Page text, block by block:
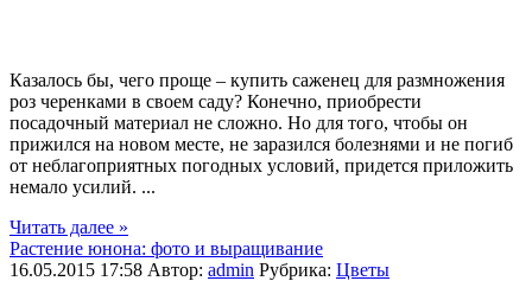
Казалось бы, чего проще – купить саженец для размножения
роз черенками в своем саду? Конечно, приобрести
посадочный материал не сложно. Но для того, чтобы он
прижился на новом месте, не заразился болезнями и не погиб
от неблагоприятных погодных условий, придется приложить
немало усилий. ...
Читать далее »
Растение юнона: фото и выращивание
16.05.2015 17:58 Автор: admin Рубрика: Цветы